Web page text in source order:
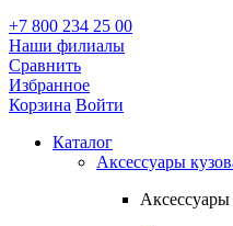
+7 800 234 25 00
Наши филиалы
Сравнить
Избранное
Корзина Войти
Каталог
Аксессуары
Аксессуары